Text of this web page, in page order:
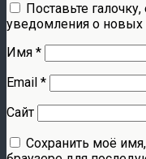
Поставьте
уведомления о новых
Имя *
Email *
Сайт
Сохранить моё